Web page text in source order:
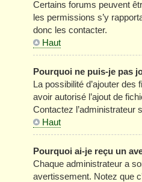
Certains forums peuvent
les permissions s’y
donc les contacter.
Haut
Pourquoi ne puis-je pas
La possibilité d’ajouter
avoir autorisé l’ajout de
Contactez l’administrateur
Haut
Pourquoi ai-je reçu un
Chaque administrateur a
avertissement. Notez que